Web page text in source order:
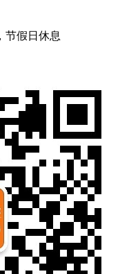
节假日休息